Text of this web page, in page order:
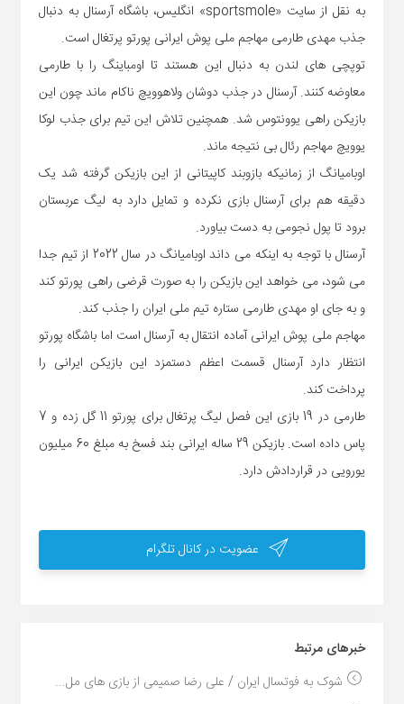
به نقل از سایت «sportsmole» انگلیس، باشگاه آرسنال به دنبال
جذب مهدی طارمی مهاجم ملی پوش ایرانی پورتو پرتغال است.
توپچی های لندن به دنبال این هستند تا اومباینگ را با طارمی
معاوضه کنند. آرسنال در جذب دوشان ولاهوویچ ناکام ماند چون این
بازیکن راهی یوونتوس شد. همچنین تلاش این تیم برای جذب لوکا
یوویچ مهاجم رئال بی نتیجه ماند.
اوبامیانگ از زمانیکه بازوبند کاپیتانی از این بازیکن گرفته شد یک
دقیقه هم برای آرسنال بازی نکرده و تمایل دارد به لیگ عربستان
برود تا پول نجومی به دست بیاورد.
آرسنال با توجه به اینکه می داند اوبامیانگ در سال 2022 از تیم جدا
می شود، می خواهد این بازیکن را به صورت قرضی راهی پورتو کند
و به جای او مهدی طارمی ستاره تیم ملی ایران را جذب کند.
مهاجم ملی پوش ایرانی آماده انتقال به آرسنال است اما باشگاه پورتو
انتظار دارد آرسنال قسمت اعظم دستمزد این بازیکن ایرانی را
پرداخت کند.
طارمی در 19 بازی این فصل لیگ پرتغال برای پورتو 11 گل زده و 7
پاس داده است. بازیکن 29 ساله ایرانی بند فسخ به مبلغ 60 میلیون
یورویی در قراردادش دارد.
عضویت در کانال تلگرام
خبر‌های مرتبط
شوک به فوتسال ایران / علی رضا صمیمی از بازی های مل...